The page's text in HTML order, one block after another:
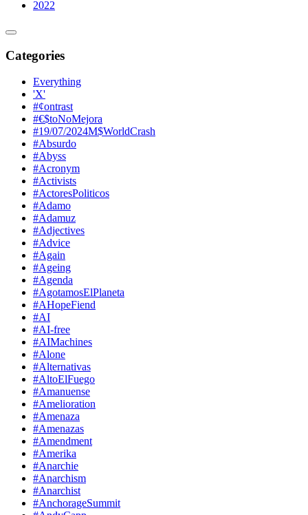
2022
Categories
Everything
'X'
#¢ontrast
#€$toNoMejora
#19/07/2024M$WorldCrash
#Absurdo
#Abyss
#Acronym
#Activists
#ActoresPoliticos
#Adamo
#Adamuz
#Adjectives
#Advice
#Again
#Ageing
#Agenda
#AgotamosElPlaneta
#AHopeFiend
#AI
#AI-free
#AIMachines
#Alone
#Alternativas
#AltoElFuego
#Amanuense
#Amelioration
#Amenaza
#Amenazas
#Amendment
#Amerika
#Anarchie
#Anarchism
#Anarchist
#AnchorageSummit